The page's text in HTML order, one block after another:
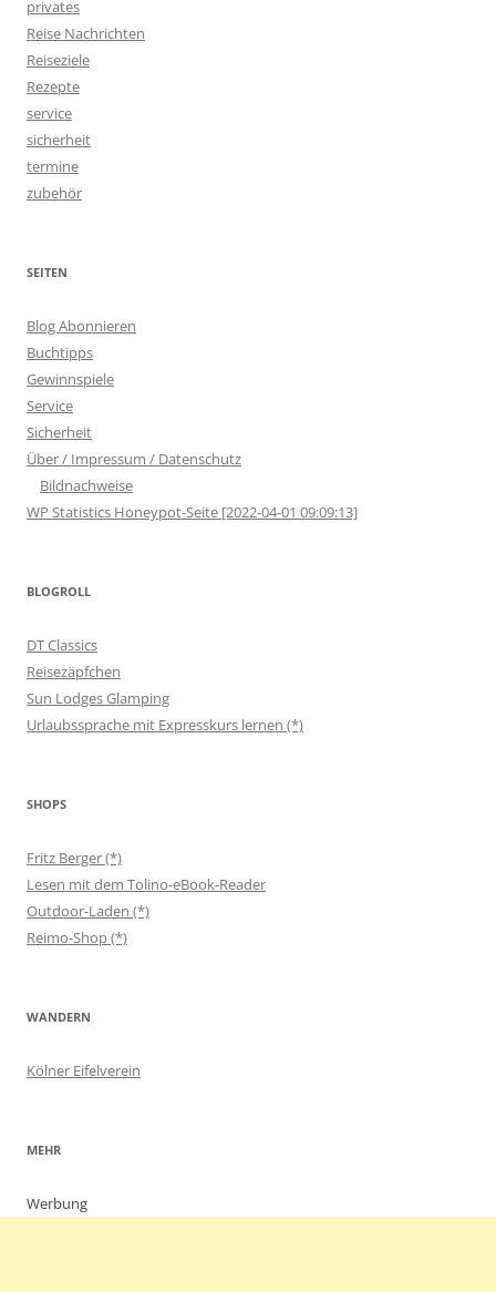
privates
Reise Nachrichten
Reiseziele
Rezepte
service
sicherheit
termine
zubehör
SEITEN
Blog Abonnieren
Buchtipps
Gewinnspiele
Service
Sicherheit
Über / Impressum / Datenschutz
Bildnachweise
WP Statistics Honeypot-Seite [2022-04-01 09:09:13]
BLOGROLL
DT Classics
Reisezäpfchen
Sun Lodges Glamping
Urlaubssprache mit Expresskurs lernen (*)
SHOPS
Fritz Berger (*)
Lesen mit dem Tolino-eBook-Reader
Outdoor-Laden (*)
Reimo-Shop (*)
WANDERN
Kölner Eifelverein
MEHR
Werbung